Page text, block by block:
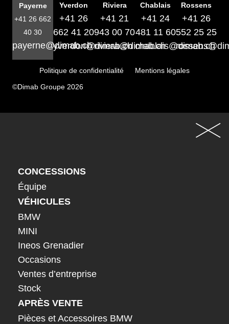
Payerne
+41 26 662
40 30
payerne@dimab.ch
Yverdon
+41 26
662 41 20
yverdon@dimab.ch
Riviera
+41 21
943 00 70
riviera@dimab.ch
Chablais
+41 24
481 11 60
chablais@dimab.ch
Rossens
+41 26
552 25 25
Politique de confidentialité
Mentions légales
©Dimab Groupe 2026
CONCESSIONS
Équipe
VÉHICULES
BMW
MINI
Ineos Grenadier
Occasions
Ventes d’entreprise
Stock
APRÈS VENTE
Pièces et Accessoires BMW